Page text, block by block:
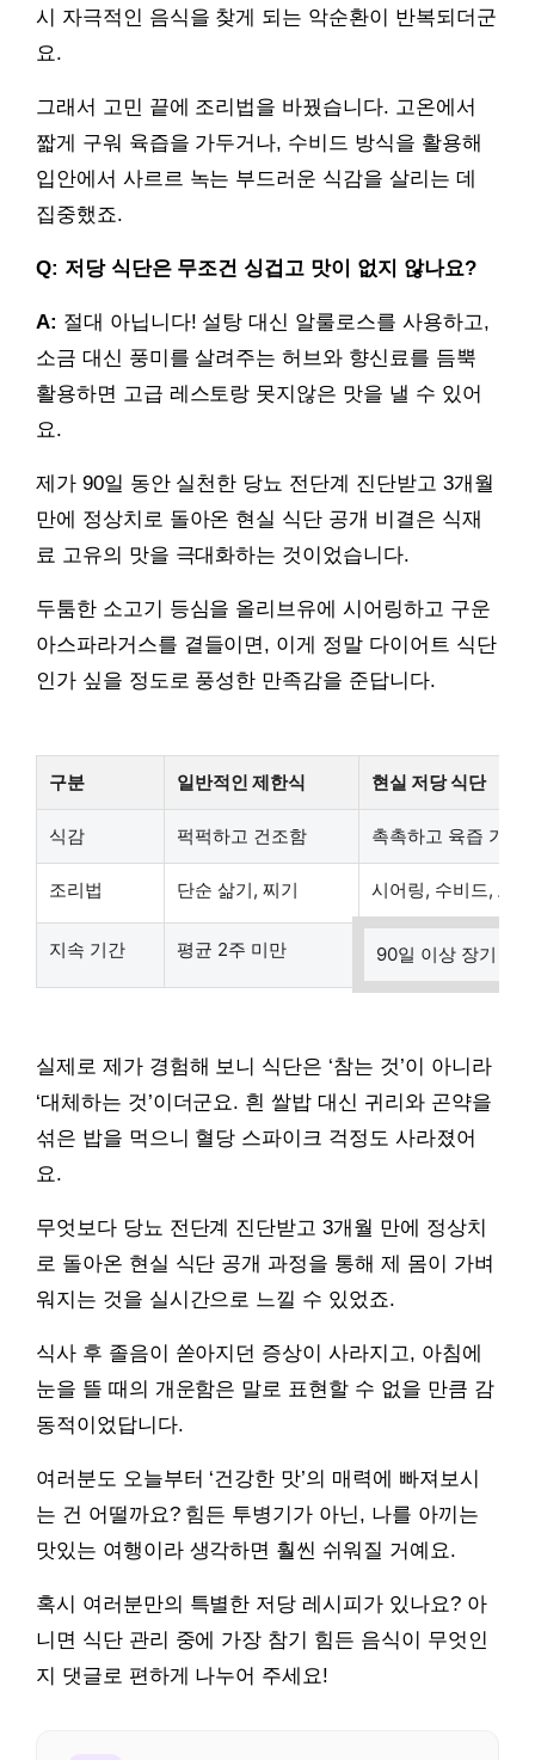
시 자극적인 음식을 찾게 되는 악순환이 반복되더군
요.
그래서 고민 끝에 조리법을 바꿨습니다. 고온에서
짧게 구워 육즙을 가두거나, 수비드 방식을 활용해
입안에서 사르르 녹는 부드러운 식감을 살리는 데
집중했죠.
Q: 저당 식단은 무조건 싱겁고 맛이 없지 않나요?
A: 절대 아닙니다! 설탕 대신 알룰로스를 사용하고,
소금 대신 풍미를 살려주는 허브와 향신료를 듬뿍
활용하면 고급 레스토랑 못지않은 맛을 낼 수 있어
요.
제가 90일 동안 실천한 당뇨 전단계 진단받고 3개월
만에 정상치로 돌아온 현실 식단 공개 비결은 식재
료 고유의 맛을 극대화하는 것이었습니다.
두툼한 소고기 등심을 올리브유에 시어링하고 구운
아스파라거스를 곁들이면, 이게 정말 다이어트 식단
인가 싶을 정도로 풍성한 만족감을 준답니다.
구분 일반적인 제한식 현실 저당 식단
식감 퍽퍽하고 건조함 촉촉하고 육즙 가득
조리법 단순 삶기, 찌기 시어링, 수비드, 오븐
지속 기간 평균 2주 미만 90일 이상 장기 유
실제로 제가 경험해 보니 식단은 ‘참는 것’이 아니라
‘대체하는 것’이더군요. 흰 쌀밥 대신 귀리와 곤약을
섞은 밥을 먹으니 혈당 스파이크 걱정도 사라졌어
요.
무엇보다 당뇨 전단계 진단받고 3개월 만에 정상치
로 돌아온 현실 식단 공개 과정을 통해 제 몸이 가벼
워지는 것을 실시간으로 느낄 수 있었죠.
식사 후 졸음이 쏟아지던 증상이 사라지고, 아침에
눈을 뜰 때의 개운함은 말로 표현할 수 없을 만큼 감
동적이었답니다.
여러분도 오늘부터 ‘건강한 맛’의 매력에 빠져보시
는 건 어떨까요? 힘든 투병기가 아닌, 나를 아끼는
맛있는 여행이라 생각하면 훨씬 쉬워질 거예요.
혹시 여러분만의 특별한 저당 레시피가 있나요? 아
니면 식단 관리 중에 가장 참기 힘든 음식이 무엇인
지 댓글로 편하게 나누어 주세요!